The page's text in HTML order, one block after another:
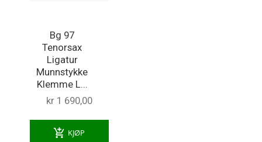
Bg 97
Tenorsax
Ligatur
Munnstykke
Klemme L...
kr 1 690,00
add_shopping_cart KJØP